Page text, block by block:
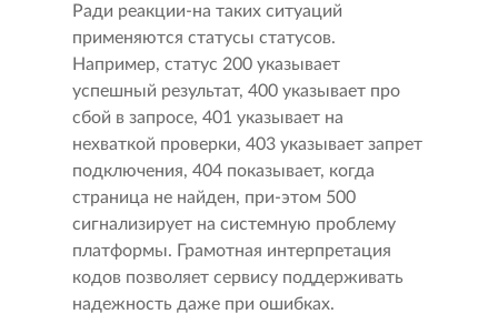
Ради реакции-на таких ситуаций
применяются статусы статусов.
Например, статус 200 указывает
успешный результат, 400 указывает про
сбой в запросе, 401 указывает на
нехваткой проверки, 403 указывает запрет
подключения, 404 показывает, когда
страница не найден, при-этом 500
сигнализирует на системную проблему
платформы. Грамотная интерпретация
кодов позволяет сервису поддерживать
надежность даже при ошибках.